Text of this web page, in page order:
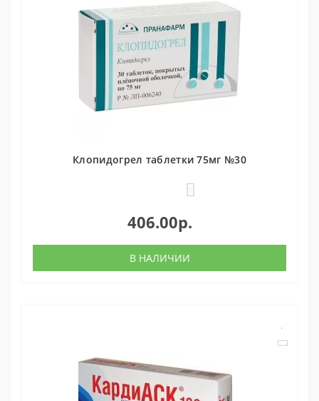
Клопидогрел таблетки 75мг №30
406.00р.
В НАЛИЧИИ